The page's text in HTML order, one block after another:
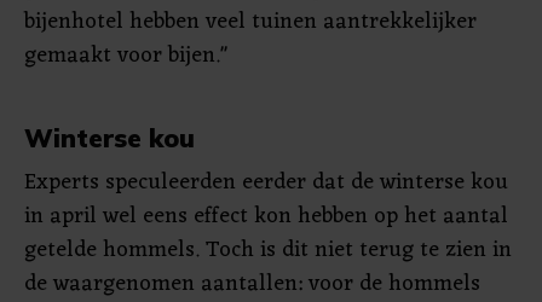
bijenhotel hebben veel tuinen aantrekkelijker
gemaakt voor bijen."
Winterse kou
Experts speculeerden eerder dat de winterse kou
in april wel eens effect kon hebben op het aantal
getelde hommels. Toch is dit niet terug te zien in
de waargenomen aantallen: voor de hommels